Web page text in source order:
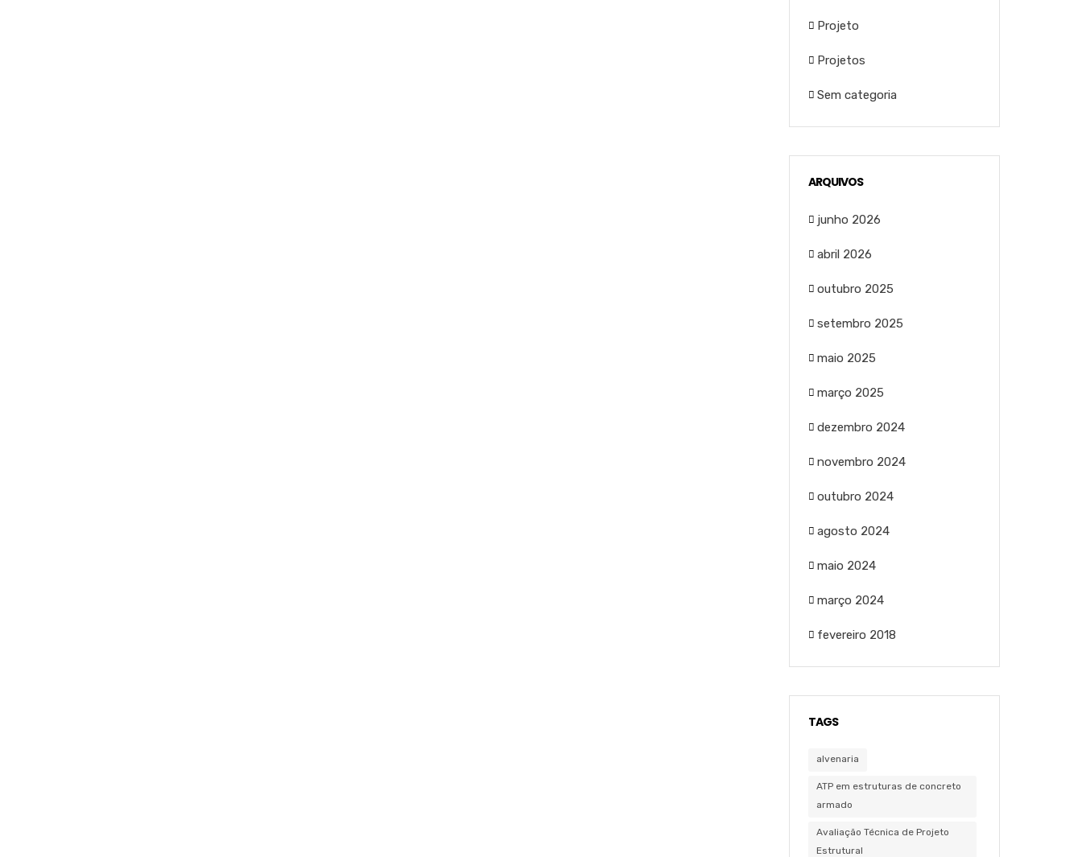
Projeto
Projetos
Sem categoria
ARQUIVOS
junho 2026
abril 2026
outubro 2025
setembro 2025
maio 2025
março 2025
dezembro 2024
novembro 2024
outubro 2024
agosto 2024
maio 2024
março 2024
fevereiro 2018
TAGS
alvenaria
ATP em estruturas de concreto
armado
Avaliação Técnica de Projeto
Estrutural